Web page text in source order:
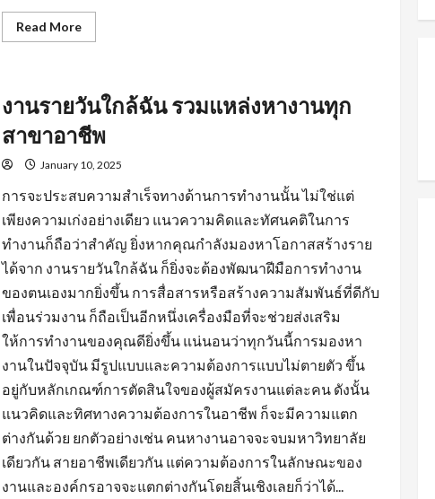
Read MoreRead
more
มี
พื้น
ฐาน
ความ
ทาง
อาชีพ
งานรายวันใกล้ฉัน รวมแหล่งหางานทุก
สาขาอาชีพ
January 10, 2025
การจะประสบความสำเร็จทางด้านการทำงานนั้น ไม่ใช่แต่
เพียงความเก่งอย่างเดียว แนวความคิดและทัศนคติในการ
ทำงานก็ถือว่าสำคัญ ยิ่งหากคุณกำลังมองหาโอกาสสร้างราย
ได้จาก งานรายวันใกล้ฉัน ก็ยิ่งจะต้องพัฒนาฝีมือการทำงาน
ของตนเองมากยิ่งขึ้น การสื่อสารหรือสร้างความสัมพันธ์ที่ดีกับ
เพื่อนร่วมงาน ก็ถือเป็นอีกหนึ่งเครื่องมือที่จะช่วยส่งเสริม
ให้การทำงานของคุณดียิ่งขึ้น แน่นอนว่าทุกวันนี้การมองหา
งานในปัจจุบัน มีรูปแบบและความต้องการแบบไม่ตายตัว ขึ้น
อยู่กับหลักเกณฑ์การตัดสินใจของผู้สมัครงานแต่ละคน ดังนั้น
แนวคิดและทิศทางความต้องการในอาชีพ ก็จะมีความแตก
ต่างกันด้วย ยกตัวอย่างเช่น คนหางานอาจจะจบมหาวิทยาลัย
เดียวกัน สายอาชีพเดียวกัน แต่ความต้องการในลักษณะของ
งานและองค์กรอาจจะแตกต่างกันโดยสิ้นเชิงเลยก็ว่าได้...